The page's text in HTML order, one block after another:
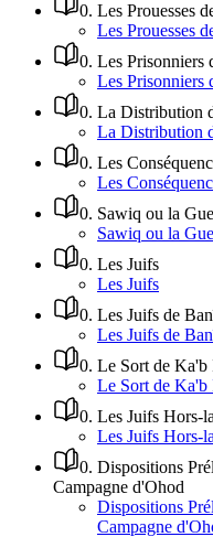
0. Les Prouesses
Les Prouesses
0. Les Prisonniers
Les Prisonniers
0. La Distribution
La Distribution
0. Les
Les
0. Sawiq ou la
Sawiq ou la
0. Les Juifs
Les Juifs
0. Les Juifs de
Les Juifs de
0. Le Sort de
Le Sort de
0. Les Juifs Hors-
Les Juifs Hors-
0. Dispositions
Campagne d'Ohod
Dispositions
Campagne